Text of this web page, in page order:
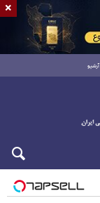
آرشیو
×